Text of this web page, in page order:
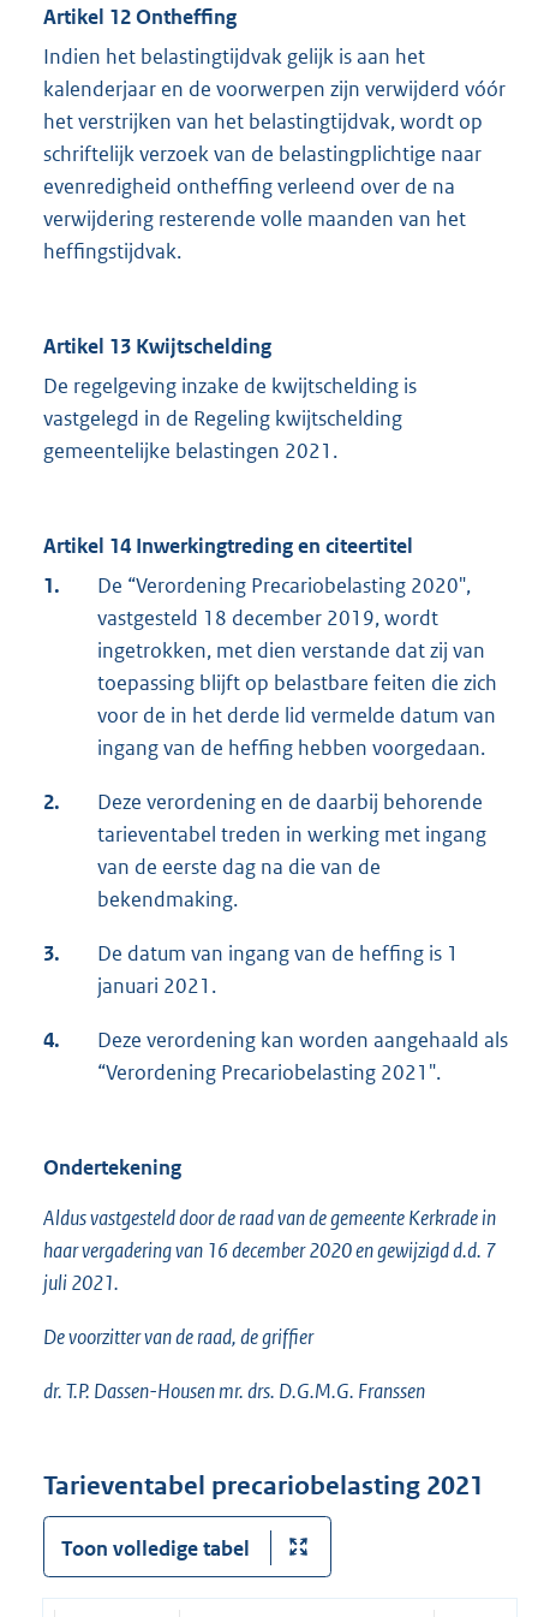
Artikel 12 Ontheffing
Indien het belastingtijdvak gelijk is aan het
kalenderjaar en de voorwerpen zijn verwijderd vóór
het verstrijken van het belastingtijdvak, wordt op
schriftelijk verzoek van de belastingplichtige naar
evenredigheid ontheffing verleend over de na
verwijdering resterende volle maanden van het
heffingstijdvak.
Artikel 13 Kwijtschelding
De regelgeving inzake de kwijtschelding is
vastgelegd in de Regeling kwijtschelding
gemeentelijke belastingen 2021.
Artikel 14 Inwerkingtreding en citeertitel
1.
De “Verordening Precariobelasting 2020",
vastgesteld 18 december 2019, wordt
ingetrokken, met dien verstande dat zij van
toepassing blijft op belastbare feiten die zich
voor de in het derde lid vermelde datum van
ingang van de heffing hebben voorgedaan.
2.
Deze verordening en de daarbij behorende
tarieventabel treden in werking met ingang
van de eerste dag na die van de
bekendmaking.
3.
De datum van ingang van de heffing is 1
januari 2021.
4.
Deze verordening kan worden aangehaald als
“Verordening Precariobelasting 2021".
Ondertekening
Aldus vastgesteld door de raad van de gemeente Kerkrade in
haar vergadering van 16 december 2020 en gewijzigd d.d. 7
juli 2021.
De voorzitter van de raad, de griffier
dr. T.P. Dassen-Housen mr. drs. D.G.M.G. Franssen
Tarieventabel precariobelasting 2021
Toon volledige tabel